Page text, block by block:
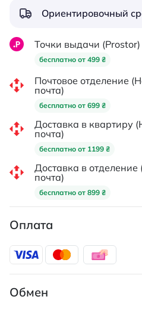
Ориентировочный
Точки выдачи (Prostor)
бесплатно от 499 ₴
Почтовое отделение
почта)
бесплатно от 699 ₴
Доставка в квартиру
почта)
бесплатно от 1199 ₴
Доставка в отделение
почта)
бесплатно от 899 ₴
Оплата
Обмен